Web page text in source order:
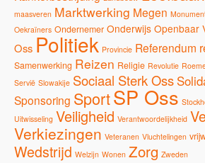
maasveren Marktwerking Megen
Oekraïners Ondernemer Onderwijs Openbaar
Oss Politiek Provincie Referendum
Samenwerking Reizen Religie Revolutie
Servië Slowakije Sociaal Sterk Oss
Sponsoring SportSP Oss
Uitwisseling Veiligheid Verantwoordelijkheid
Verkiezingen Veteranen Vluchtelingen
Wedstrijd Welzijn Wonen Zorg Zweden